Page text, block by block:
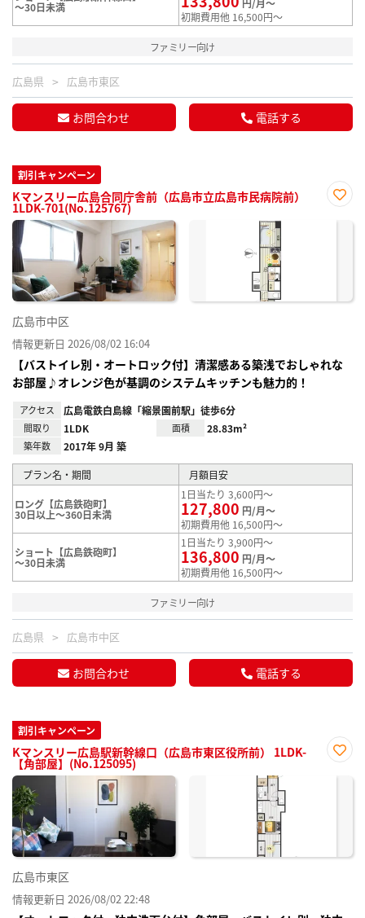
～30日未満
初期費用他 16,500円～
ファミリー向け
広島県 広島市東区
お問合わせ 電話する
割引キャンペーン
Kマンスリー広島合同庁舎前（広島市立広島市民病院前）
1LDK-701(No.125767)
に入
広島市中区
情報更新日 2026/08/02 16:04
【バストイレ別・オートロック付】清潔感ある築浅でおしゃれな
お部屋♪オレンジ色が基調のシステムキッチンも魅力的！
アクセス 広島電鉄白島線「縮景園前駅」徒歩6分
間取り 1LDK 面積 28.83m²
築年数 2017年 9月 築
プラン名・期間 月額目安
ロング【広島鉄砲町】
30日以上～360日未満
1日当たり 3,600円～
127,800 円/月～
初期費用他 16,500円～
ショート【広島鉄砲町】
～30日未満
1日当たり 3,900円～
136,800 円/月～
初期費用他 16,500円～
ファミリー向け
広島県 広島市中区
お問合わせ 電話する
割引キャンペーン
Kマンスリー広島駅新幹線口（広島市東区役所前） 1LDK-
【角部屋】(No.125095)
に入
広島市東区
情報更新日 2026/08/02 22:48